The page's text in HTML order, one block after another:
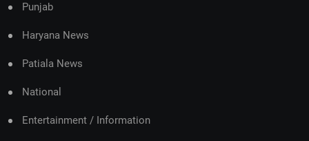
Punjab
Haryana News
Patiala News
National
Entertainment / Information